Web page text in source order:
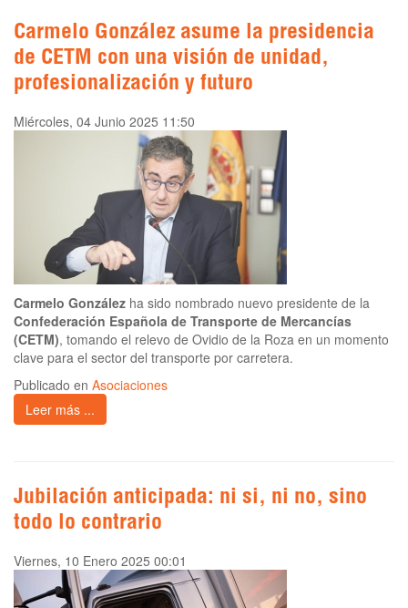
Carmelo González asume la presidencia
de CETM con una visión de unidad,
profesionalización y futuro
Miércoles, 04 Junio 2025 11:50
Carmelo González ha sido nombrado nuevo presidente de la
Confederación Española de Transporte de Mercancías
(CETM), tomando el relevo de Ovidio de la Roza en un momento
clave para el sector del transporte por carretera.
Publicado en Asociaciones
Leer más ...
Jubilación anticipada: ni si, ni no, sino
todo lo contrario
Viernes, 10 Enero 2025 00:01